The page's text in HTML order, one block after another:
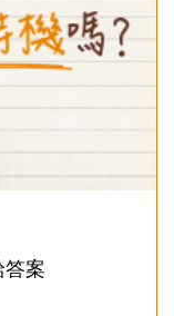
答案